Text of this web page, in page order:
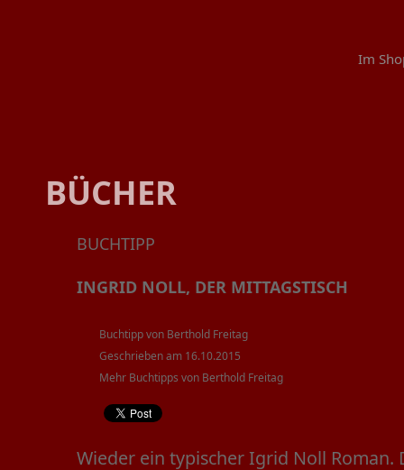
Im
BÜCHER
BUCHTIPP
INGRID NOLL, DER MITTAGSTISCH
Buchtipp von Berthold Freitag
Geschrieben am 16.10.2015
Mehr Buchtipps von Berthold Freitag
Wieder ein typischer Igrid Noll Roman.